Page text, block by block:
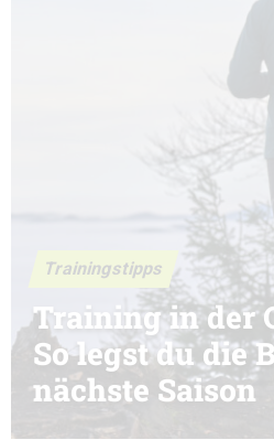
Trainingstipps
Training in der
So legst du die
nächste Saison